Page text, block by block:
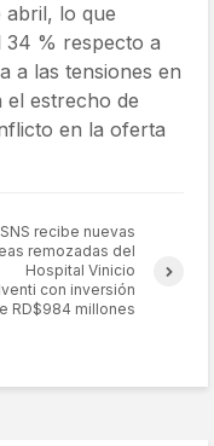
abril, lo que
34 % respecto a
a las tensiones en
el estrecho de
en la oferta
SNS recibe nuevas
remozadas del
Hospital Vinicio
con inversión
RD$984 millones